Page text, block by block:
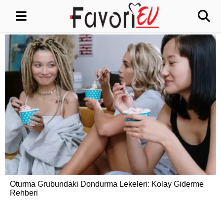
Oturma Grubundaki Dondurma Lekeleri: Kolay Giderme
Rehberi